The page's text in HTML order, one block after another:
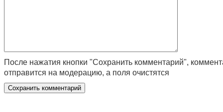
После нажатия кнопки "Сохранить комментарий",
отправится на модерацию, а поля очистятся